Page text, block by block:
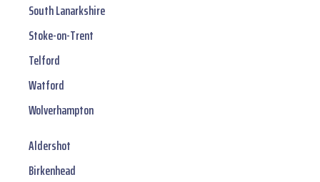
South Lanarkshire
Stoke-on-Trent
Telford
Watford
Wolverhampton
Aldershot
Birkenhead